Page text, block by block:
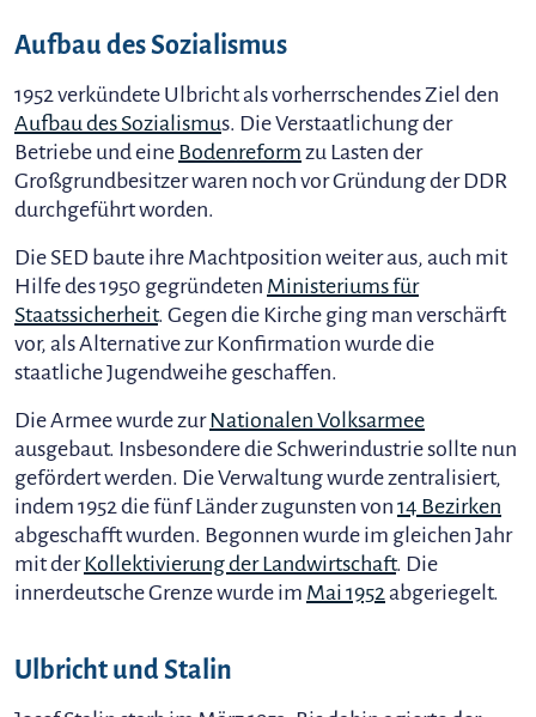
Aufbau des Sozialismus
1952 verkündete Ulbricht als vorherrschendes Ziel den
Aufbau des Sozialismus. Die Verstaatlichung der
Betriebe und eine Bodenreform zu Lasten der
Großgrundbesitzer waren noch vor Gründung der DDR
durchgeführt worden.
Die SED baute ihre Machtposition weiter aus, auch mit
Hilfe des 1950 gegründeten Ministeriums für
Staatssicherheit. Gegen die Kirche ging man verschärft
vor, als Alternative zur Konfirmation wurde die
staatliche Jugendweihe geschaffen.
Die Armee wurde zurNationalen Volksarmee
ausgebaut. Insbesondere die Schwerindustrie sollte nun
gefördert werden. Die Verwaltung wurde zentralisiert,
indem 1952 die fünf Länder zugunsten von 14 Bezirken
abgeschafft wurden. Begonnen wurde im gleichen Jahr
mit derKollektivierung der Landwirtschaft. Die
innerdeutsche Grenze wurde im Mai 1952abgeriegelt.
Ulbricht und Stalin